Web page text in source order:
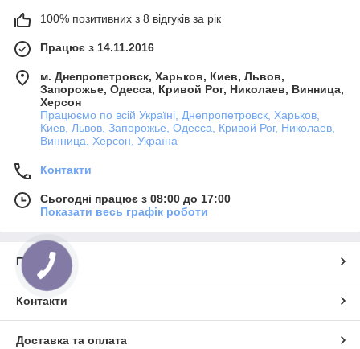
100% позитивних з 8 відгуків за рік
Працює з 14.11.2016
м. Днепропетровск, Харьков, Киев, Львов,
Запорожье, Одесса, Кривой Рог, Николаев, Винница,
Херсон
Працюємо по всій Україні, Днепропетровск, Харьков,
Киев, Львов, Запорожье, Одесса, Кривой Рог, Николаев,
Винница, Херсон, Україна
Контакти
Сьогодні працює з 08:00 до 17:00
Показати весь графік роботи
Про нас
Контакти
Доставка та оплата